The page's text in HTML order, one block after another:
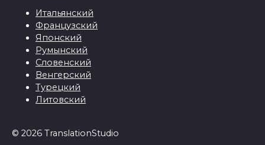
Итальянский
Французский
Японский
Румынский
Словенский
Венгерский
Турецкий
Литовский
© 2026 TranslationStudio